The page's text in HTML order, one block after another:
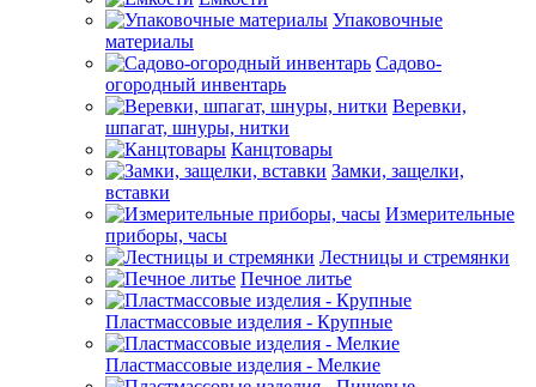
Упаковочные
материалы
Садово-
огородный инвентарь
Веревки,
шпагат, шнуры, нитки
Канцтовары
Замки, защелки,
вставки
Измерительные
приборы, часы
Лестницы и стремянки
Печное литье
Пластмассовые изделия - Крупные
Пластмассовые изделия - Мелкие